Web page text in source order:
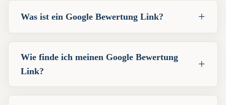
Was ist ein Google Bewertung Link? +
Wie finde ich meinen Google Bewertung
Link?
+